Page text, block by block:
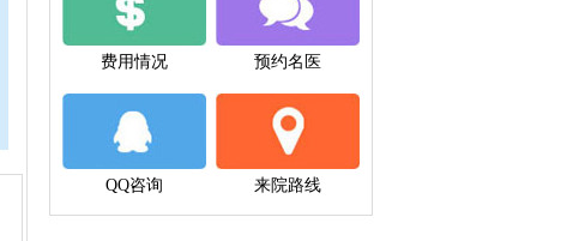
费用情况 预约名医
QQ咨询 来院路线